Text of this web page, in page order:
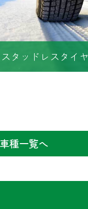
スタッドレスタイヤ
種一覧へ